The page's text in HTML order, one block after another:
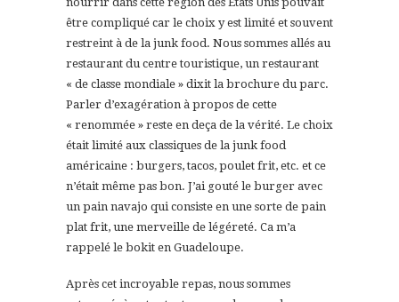
être compliqué car le choix y est limité et souvent
restreint à de la junk food. Nous sommes allés au
restaurant du centre touristique, un restaurant
« de classe mondiale » dixit la brochure du parc.
Parler d’exagération à propos de cette
« renommée » reste en deça de la vérité. Le choix
était limité aux classiques de la junk food
américaine : burgers, tacos, poulet frit, etc. et ce
n’était même pas bon. J’ai gouté le burger avec
un pain navajo qui consiste en une sorte de pain
plat frit, une merveille de légéreté. Ca m’a
rappelé le bokit en Guadeloupe.
Après cet incroyable repas, nous sommes